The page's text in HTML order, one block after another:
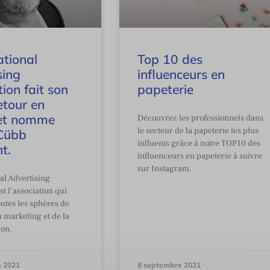
fait son
en
nomme
Advertising
l’association qui
les sphères de
marketing et de la
2021
Top 10 des
influenceurs en
papeterie
Découvrez les professionnels dans
le secteur de la papeterie les plus
influents grâce à notre TOP10 des
influenceurs en papeterie à suivre
sur Instagram.
8 septembre 2021